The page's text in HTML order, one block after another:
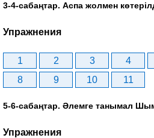
3-4-сабаңтар. Аспа жолмен
Упражнения
1 2 3 4
8
9 10 11
5-6-сабаңтар. Әлемге танымал
Упражнения